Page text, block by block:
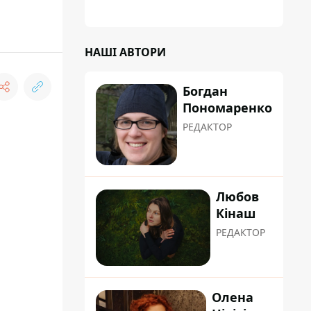
НАШІ АВТОРИ
Богдан
Пономаренко
РЕДАКТОР
Любов
Кінаш
РЕДАКТОР
Олена